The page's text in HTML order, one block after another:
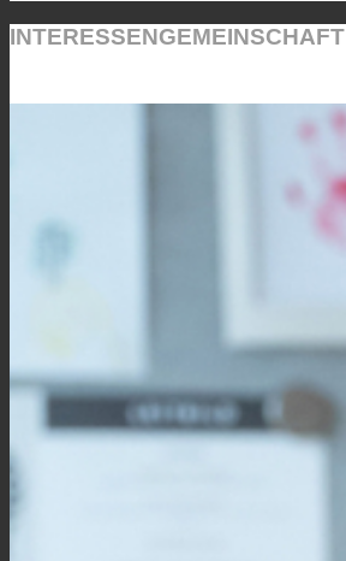
INTERESSENGEMEINSCHAFT